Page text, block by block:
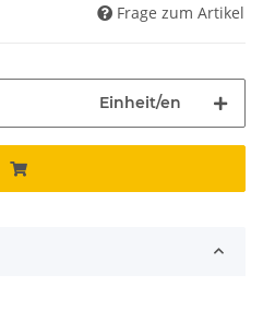
Frage zum Artikel
Einheit/en